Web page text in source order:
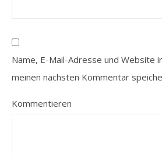
Name, E-Mail-Adresse und Website
meinen nächsten Kommentar
Kommentieren